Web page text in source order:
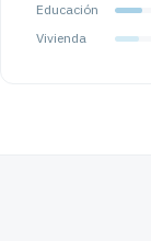
Educación
Vivienda